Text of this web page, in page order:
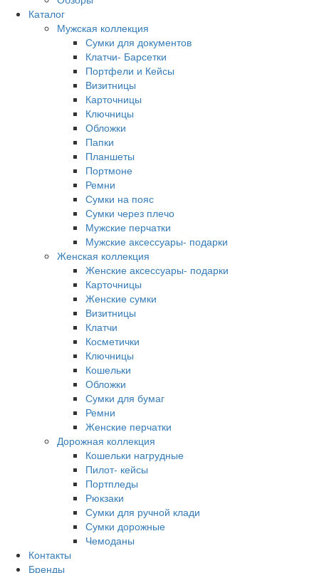
Каталог
Мужская коллекция
Сумки для документов
Клатчи- Барсетки
Портфели и Кейсы
Визитницы
Карточницы
Ключницы
Обложки
Папки
Планшеты
Портмоне
Ремни
Сумки на пояс
Сумки через плечо
Мужские перчатки
Мужские аксессуары- подарки
Женская коллекция
Женские аксессуары- подарки
Карточницы
Женские сумки
Визитницы
Клатчи
Косметички
Ключницы
Кошельки
Обложки
Сумки для бумаг
Ремни
Женские перчатки
Дорожная коллекция
Кошельки нагрудные
Пилот- кейсы
Портпледы
Рюкзаки
Сумки для ручной клади
Сумки дорожные
Чемоданы
Контакты
Бренды